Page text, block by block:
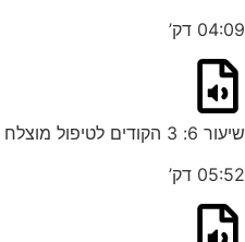
04:09 דק’
שיעור 6: 3 הקודים לטיפול מוצלח
05:52 דק’